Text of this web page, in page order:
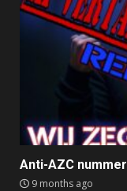
Anti-AZC
9 months ago